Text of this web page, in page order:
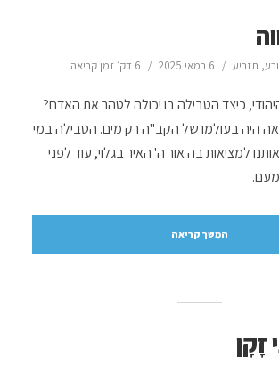
, תזריע 6 במאי 2025 6 דק׳ זמן קריאה
כיצד הטבילה בו יכולה לטהר את האדם?
היה בעולמו של הקב"ה רק מים. הטבילה במי
למציאות בה אור ה' האיר בגלוי, עוד לפני
המשך קריאה
זָקָן